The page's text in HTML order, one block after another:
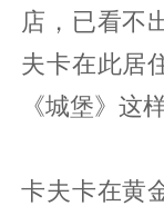
店，已看不
夫卡在此居
《城堡》这
卡夫卡在黄